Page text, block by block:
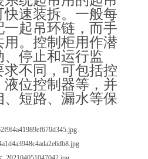
速装拆。一般每
一起吊环链，而手
。控制柜用作潜
停止和运行监
不同，可包括控
位控制器等，并
短路、漏水等保